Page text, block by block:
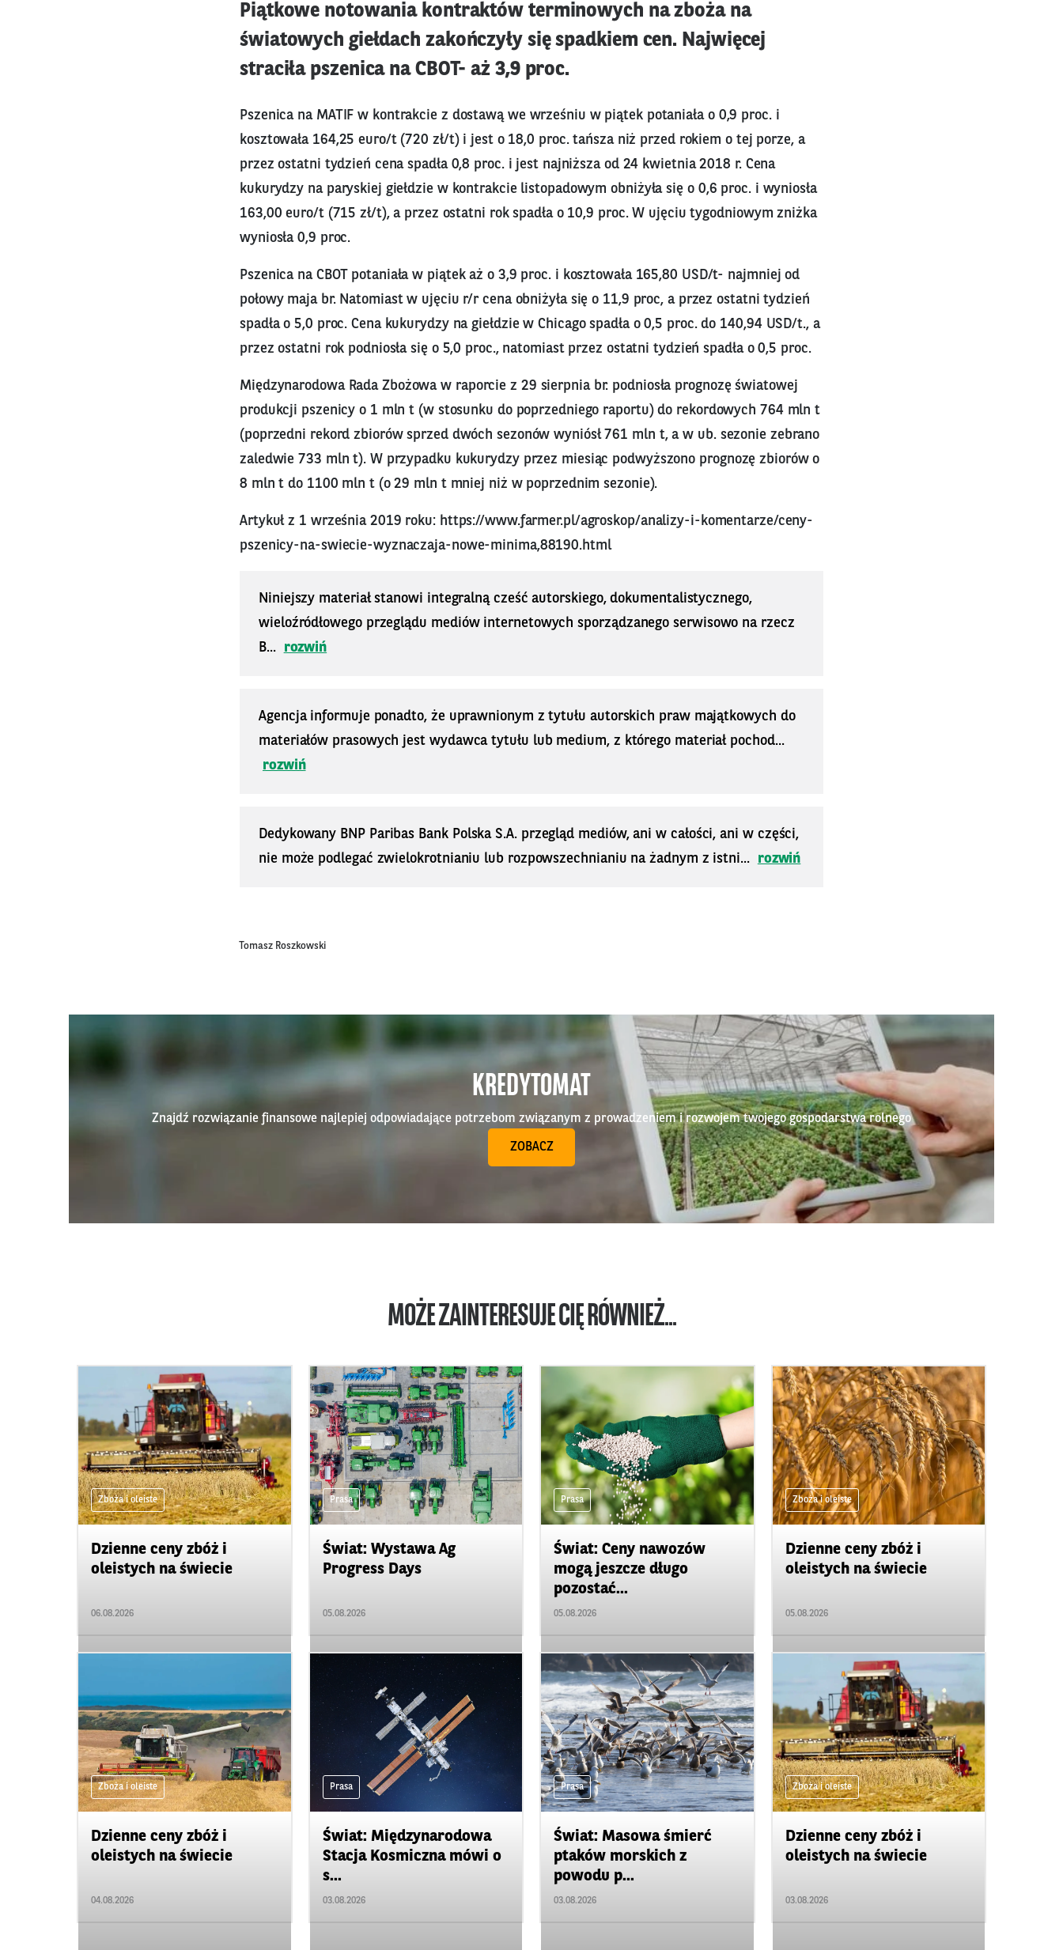
Piątkowe notowania kontraktów terminowych na zboża na
światowych giełdach zakończyły się spadkiem cen. Najwięcej
straciła pszenica na CBOT- aż 3,9 proc.
Pszenica na MATIF w kontrakcie z dostawą we wrześniu w piątek potaniała o 0,9 proc. i
kosztowała 164,25 euro/t (720 zł/t) i jest o 18,0 proc. tańsza niż przed rokiem o tej porze, a
przez ostatni tydzień cena spadła 0,8 proc. i jest najniższa od 24 kwietnia 2018 r. Cena
kukurydzy na paryskiej giełdzie w kontrakcie listopadowym obniżyła się o 0,6 proc. i wyniosła
163,00 euro/t (715 zł/t), a przez ostatni rok spadła o 10,9 proc. W ujęciu tygodniowym zniżka
wyniosła 0,9 proc.
Pszenica na CBOT potaniała w piątek aż o 3,9 proc. i kosztowała 165,80 USD/t- najmniej od
połowy maja br. Natomiast w ujęciu r/r cena obniżyła się o 11,9 proc, a przez ostatni tydzień
spadła o 5,0 proc. Cena kukurydzy na giełdzie w Chicago spadła o 0,5 proc. do 140,94 USD/t., a
przez ostatni rok podniosła się o 5,0 proc., natomiast przez ostatni tydzień spadła o 0,5 proc.
Międzynarodowa Rada Zbożowa w raporcie z 29 sierpnia br. podniosła prognozę światowej
produkcji pszenicy o 1 mln t (w stosunku do poprzedniego raportu) do rekordowych 764 mln t
(poprzedni rekord zbiorów sprzed dwóch sezonów wyniósł 761 mln t, a w ub. sezonie zebrano
zaledwie 733 mln t). W przypadku kukurydzy przez miesiąc podwyższono prognozę zbiorów o
8 mln t do 1100 mln t (o 29 mln t mniej niż w poprzednim sezonie).
Artykuł z 1 września 2019 roku: https://www.farmer.pl/agroskop/analizy-i-komentarze/ceny-
pszenicy-na-swiecie-wyznaczaja-nowe-minima,88190.html
Niniejszy materiał stanowi integralną cześć autorskiego, dokumentalistycznego,
wieloźródłowego przeglądu mediów internetowych sporządzanego serwisowo na rzecz
B...
rozwiń
Agencja informuje ponadto, że uprawnionym z tytułu autorskich praw majątkowych do
materiałów prasowych jest wydawca tytułu lub medium, z którego materiał pochod...
rozwiń
Dedykowany BNP Paribas Bank Polska S.A. przegląd mediów, ani w całości, ani w części,
nie może podlegać zwielokrotnianiu lub rozpowszechnianiu na żadnym z istni...
rozwiń
Tomasz Roszkowski
KREDYTOMAT
Znajdź rozwiązanie finansowe najlepiej odpowiadające potrzebom związanym z prowadzeniem i rozwojem twojego gospodarstwa rolnego
ZOBACZ
MOŻE ZAINTERESUJE CIĘ RÓWNIEŻ...
Zboża i oleiste
Dzienne ceny zbóż i
oleistych na świecie
06.08.2026
Prasa
Świat: Wystawa Ag
Progress Days
05.08.2026
Prasa
Świat: Ceny nawozów
mogą jeszcze długo
pozostać...
05.08.2026
Zboża i oleiste
Dzienne ceny zbóż i
oleistych na świecie
05.08.2026
Zboża i oleiste
Dzienne ceny zbóż i
oleistych na świecie
04.08.2026
Prasa
Świat: Międzynarodowa
Stacja Kosmiczna mówi o
s...
03.08.2026
Prasa
Świat: Masowa śmierć
ptaków morskich z
powodu p...
03.08.2026
Zboża i oleiste
Dzienne ceny zbóż i
oleistych na świecie
03.08.2026